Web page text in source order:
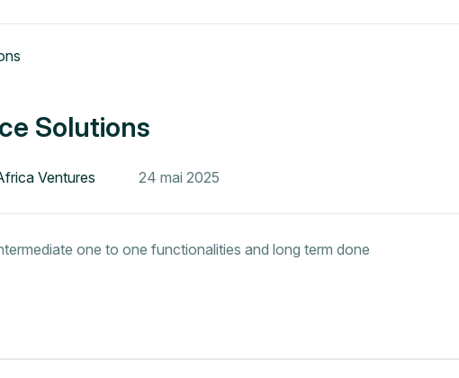
Solutions
Ventures 24 mai 2025
one to one functionalities and long term done